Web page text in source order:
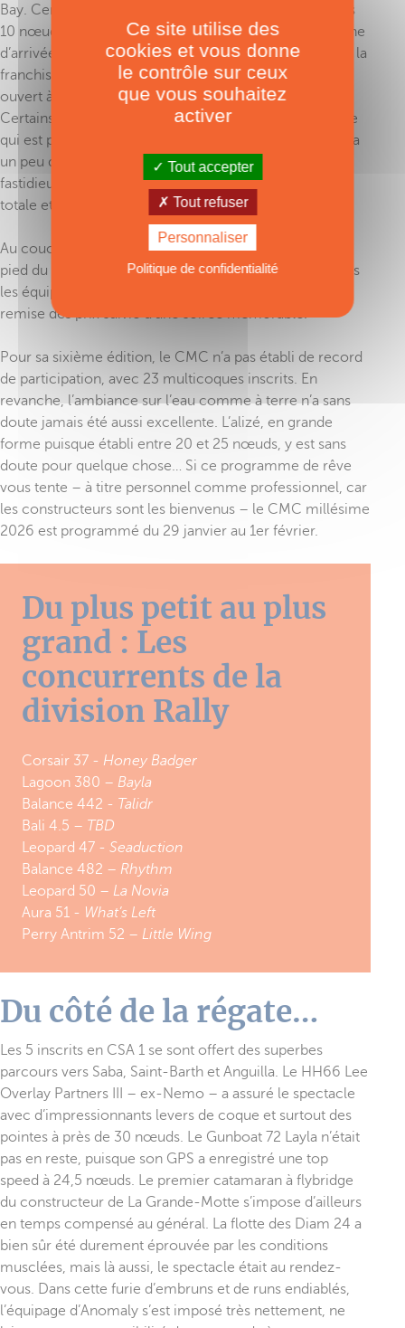
Bay. Certains concurrents sous spi tiennent en effet les
10 nœuds, et notre objectif est bien sûr d’assurer la ligne
d’arrivée. Nous avons fait en sorte que les concurrents la
franchissent au plus tard à 13h30, car le pont levant est
ouvert à 14 h, puis bien plus tard dans l’après-midi.
Certains multicoques préfèrent rester à l’extérieur – ce
qui est parfait pour se baigner, par exemple – mais il y a
un peu de houle et le débarquement en annexe est
fastidieux. Mouiller dans le lagon offre une tranquillité
totale et un accès à terre plus aisé.
Au coucher du soleil, l’ambiance monte d’un cran au
pied du Yacht-Club ; c’est dans la grande tente que tous
les équipages et organisateurs se retrouvent pour une
remise des prix suivie d’une soirée mémorable.
Pour sa sixième édition, le CMC n’a pas établi de record
de participation, avec 23 multicoques inscrits. En
revanche, l’ambiance sur l’eau comme à terre n’a sans
doute jamais été aussi excellente. L’alizé, en grande
forme puisque établi entre 20 et 25 nœuds, y est sans
doute pour quelque chose… Si ce programme de rêve
vous tente – à titre personnel comme professionnel, car
les constructeurs sont les bienvenus – le CMC millésime
2026 est programmé du 29 janvier au 1er février.
Du plus petit au plus
grand : Les
concurrents de la
division Rally
Corsair 37 - Honey Badger
Lagoon 380 – Bayla
Balance 442 - Talidr
Bali 4.5 – TBD
Leopard 47 - Seaduction
Balance 482 – Rhythm
Leopard 50 – La Novia
Aura 51 - What’s Left
Perry Antrim 52 – Little Wing
Du côté de la régate…
Les 5 inscrits en CSA 1 se sont offert des superbes
parcours vers Saba, Saint-Barth et Anguilla. Le HH66 Lee
Overlay Partners III – ex-Nemo – a assuré le spectacle
avec d’impressionnants levers de coque et surtout des
pointes à près de 30 nœuds. Le Gunboat 72 Layla n’était
pas en reste, puisque son GPS a enregistré une top
speed à 24,5 nœuds. Le premier catamaran à flybridge
du constructeur de La Grande-Motte s’impose d’ailleurs
en temps compensé au général. La flotte des Diam 24 a
bien sûr été durement éprouvée par les conditions
musclées, mais là aussi, le spectacle était au rendez-
vous. Dans cette furie d’embruns et de runs endiablés,
l’équipage d’Anomaly s’est imposé très nettement, ne
Ce site utilise des
cookies et vous donne
le contrôle sur ceux
que vous souhaitez
activer
Tout accepter
Tout refuser
Personnaliser
Politique de confidentialité